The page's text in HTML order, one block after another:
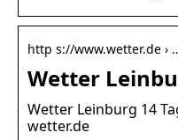
http s://www.wetter.de ›
Wetter
Wetter Leinburg 14
wetter.de